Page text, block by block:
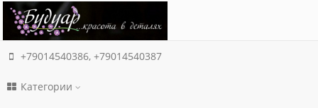
+79014540386, +79014540387
Категории